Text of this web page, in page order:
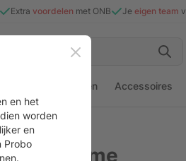
Extra voordelen met ONB Je eigen team
Materialen Accessoires
Sluiten
en het
worden
en
Probo